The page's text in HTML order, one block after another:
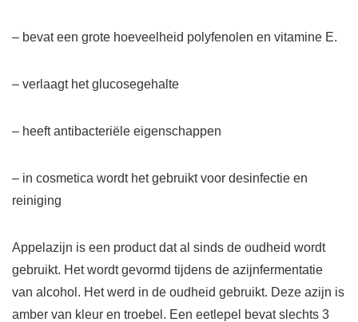
– bevat een grote hoeveelheid polyfenolen en vitamine E.
– verlaagt het glucosegehalte
– heeft antibacteriële eigenschappen
– in cosmetica wordt het gebruikt voor desinfectie en
reiniging
Appelazijn is een product dat al sinds de oudheid wordt
gebruikt. Het wordt gevormd tijdens de azijnfermentatie
van alcohol. Het werd in de oudheid gebruikt. Deze azijn is
amber van kleur en troebel. Een eetlepel bevat slechts 3